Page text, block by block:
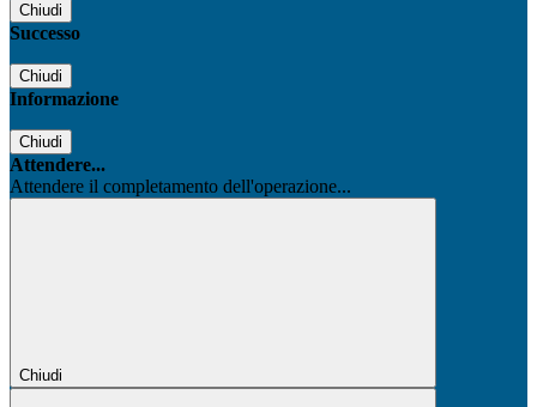
Chiudi
Successo
Chiudi
Informazione
Chiudi
Attendere...
Attendere il completamento dell'operazione...
Chiudi